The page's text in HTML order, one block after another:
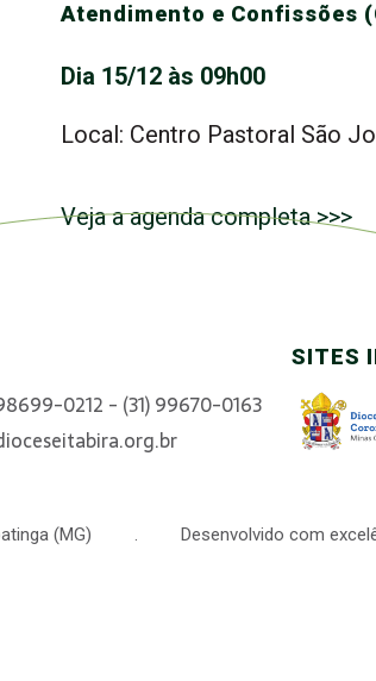
Atendimento e Confissões
Dia 15/12 às 09h00
Local: Centro Pastoral São
Veja a agenda completa >>>
0212 - (31) 99670-0163
SITES
Ipatinga (MG) . Desenvolvido com